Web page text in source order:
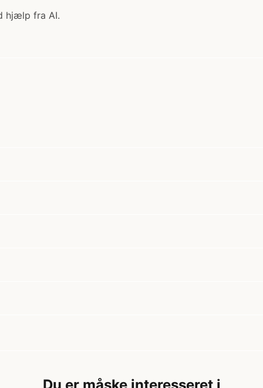
hjælp fra AI.
Du er måske interesseret i